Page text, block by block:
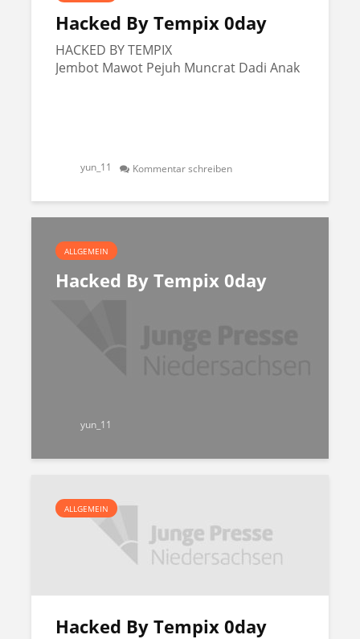
Hacked By Tempix 0day
HACKED BY TEMPIX
Jembot Mawot Pejuh Muncrat Dadi Anak
yun_11 Kommentar schreiben
ALLGEMEIN
Hacked By Tempix 0day
yun_11
ALLGEMEIN
Hacked By Tempix 0day